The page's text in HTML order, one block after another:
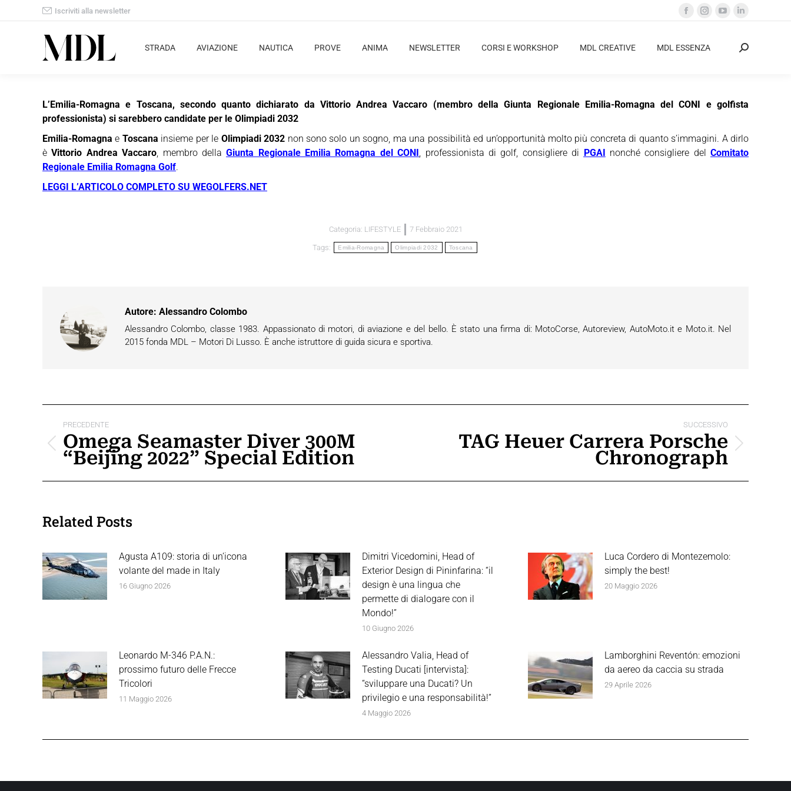
Iscriviti alla newsletter
Facebook
opens
Instagram
opens
YouTube
opens
Linkedin
opens
STRADA AVIAZIONE NAUTICA PROVE ANIMA NEWSLETTER CORSI E WORKSHOP MDL CREATIVE MDL ESSENZA Cerca:
L’Emilia-Romagna e Toscana, secondo quanto dichiarato da Vittorio Andrea Vaccaro (membro della Giunta Regionale Emilia-Romagna del CONI e golfista
professionista) si sarebbero candidate per le Olimpiadi 2032
Emilia-Romagna e Toscana insieme per le Olimpiadi 2032 non sono solo un sogno, ma una possibilità ed un’opportunità molto più concreta di quanto s’immagini. A dirlo
èVittorio Andrea Vaccaro, membro dellaGiunta Regionale Emilia Romagna del CONI, professionista di golf, consigliere di PGAI nonché consigliere delComitato
Regionale Emilia Romagna Golf.
LEGGI L’ARTICOLO COMPLETO SU WEGOLFERS.NET
Categoria: LIFESTYLE 7 Febbraio 2021
Tags: Emilia-Romagna Olimpiadi 2032 Toscana
Autore: Alessandro Colombo
Alessandro Colombo, classe 1983. Appassionato di motori, di aviazione e del bello. È stato una firma di: MotoCorse, Autoreview, AutoMoto.it e Moto.it. Nel
2015 fonda MDL – Motori Di Lusso. È anche istruttore di guida sicura e sportiva.
tra
post
PRECEDENTE
Post
precedente:
Omega Seamaster Diver 300M
“Beijing 2022” Special Edition
SUCCESSIVO
TAG Heuer Carrera Porsche
Chronograph
Related Posts
Agusta A109: storia di un’icona
volante del made in Italy
16 Giugno 2026
Dimitri Vicedomini, Head of
Exterior Design di Pininfarina: “il
design è una lingua che
permette di dialogare con il
Mondo!”
10 Giugno 2026
Luca Cordero di Montezemolo:
simply the best!
20 Maggio 2026
Leonardo M-346 P.A.N.:
prossimo futuro delle Frecce
Tricolori
11 Maggio 2026
Alessandro Valia, Head of
Testing Ducati [intervista]:
“sviluppare una Ducati? Un
privilegio e una responsabilità!”
4 Maggio 2026
Lamborghini Reventón: emozioni
da aereo da caccia su strada
29 Aprile 2026